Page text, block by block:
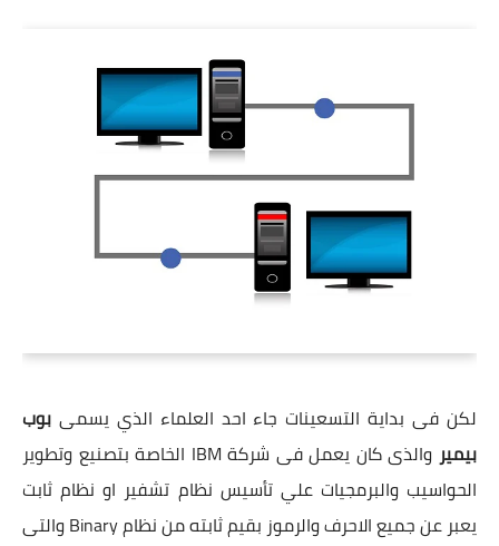
لكن فى بداية التسعينات جاء احد العلماء الذي يسمى بوب
بيمير
والذى كان يعمل فى شركة IBM الخاصة بتصنيع وتطوير
الحواسيب والبرمجيات علي تأسيس نظام تشفير او نظام ثابت
يعبر عن جميع الاحرف والرموز بقيم ثابته من نظام Binary والتى